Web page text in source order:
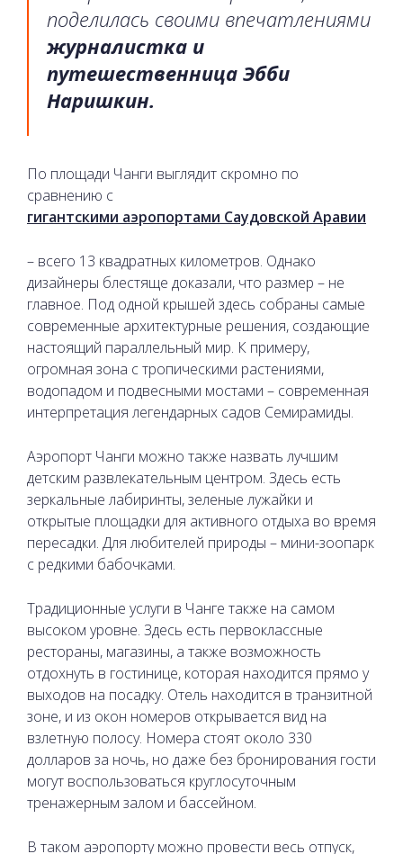
поделилась своими впечатлениями
журналистка и
путешественница Эбби
Наришкин.
По площади Чанги выглядит скромно по
сравнению с
гигантскими аэропортами Саудовской Аравии
– всего 13 квадратных километров. Однако
дизайнеры блестяще доказали, что размер – не
главное. Под одной крышей здесь собраны самые
современные архитектурные решения, создающие
настоящий параллельный мир. К примеру,
огромная зона с тропическими растениями,
водопадом и подвесными мостами – современная
интерпретация легендарных садов Семирамиды.
Аэропорт Чанги можно также назвать лучшим
детским развлекательным центром. Здесь есть
зеркальные лабиринты, зеленые лужайки и
открытые площадки для активного отдыха во время
пересадки. Для любителей природы – мини-зоопарк
с редкими бабочками.
Традиционные услуги в Чанге также на самом
высоком уровне. Здесь есть первоклассные
рестораны, магазины, а также возможность
отдохнуть в гостинице, которая находится прямо у
выходов на посадку. Отель находится в транзитной
зоне, и из окон номеров открывается вид на
взлетную полосу. Номера стоят около 330
долларов за ночь, но даже без бронирования гости
могут воспользоваться круглосуточным
тренажерным залом и бассейном.
В таком аэропорту можно провести весь отпуск,